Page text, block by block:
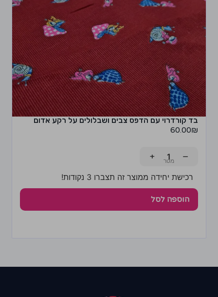
בד קורדרוי עם הדפס צבים ושבלולים על רקע אדום
60.00₪
−
+
רכישת יחידה ממוצר זה תצברו 3 נקודות!
הוספה לסל